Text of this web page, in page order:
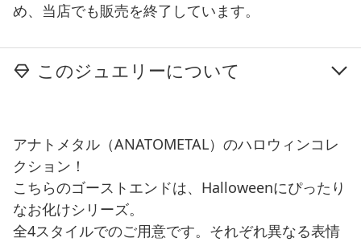
め、当店でも販売を終了しています。
このジュエリーについて
アナトメタル（ANATOMETAL）のハロウィンコレ
クション！
こちらのゴーストエンドは、Halloweenにぴったり
なお化けシリーズ。
全4スタイルでのご用意です。それぞれ異なる表情